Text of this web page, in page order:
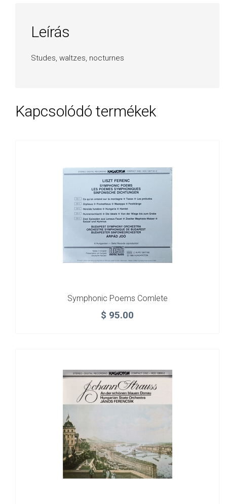
Leírás
Studes, waltzes, nocturnes
Kapcsolódó termékek
Symphonic Poems Comlete
$ 95.00